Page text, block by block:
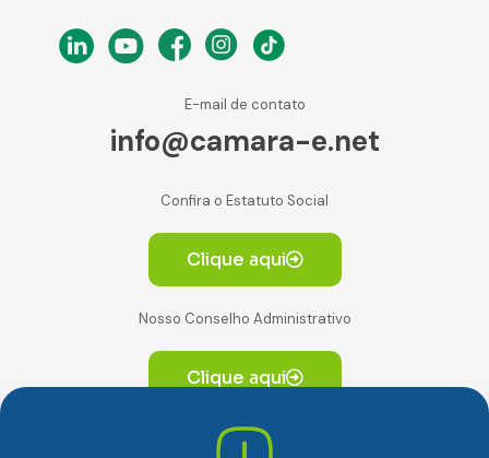
E-mail de contato
info@camara-e.net
Confira o Estatuto Social
Clique aqui
Nosso Conselho Administrativo
Clique aqui